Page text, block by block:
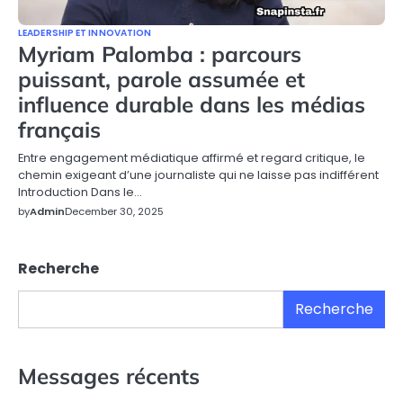
LEADERSHIP ET INNOVATION
Myriam Palomba : parcours
puissant, parole assumée et
influence durable dans les médias
français
Entre engagement médiatique affirmé et regard critique, le
chemin exigeant d’une journaliste qui ne laisse pas indifférent
Introduction Dans le…
byAdminDecember 30, 2025
Recherche
Recherche
Messages récents